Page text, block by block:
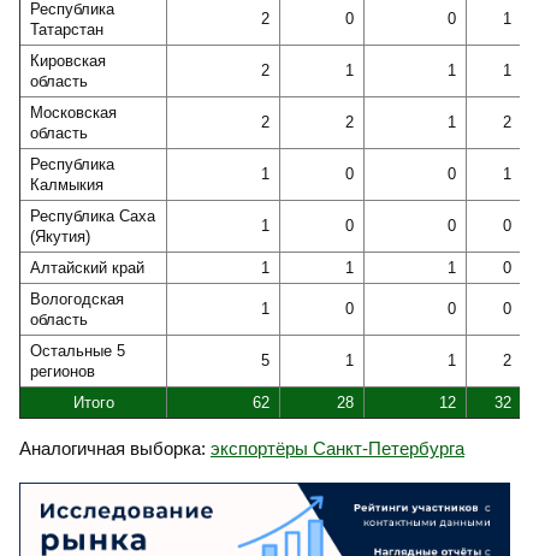
Республика
Татарстан
2 0 0 1
Кировская
область
2 1 1 1
Московская
область
2 2 1 2
Республика
Калмыкия
1 0 0 1
Республика Саха
(Якутия)
1 0 0 0
Алтайский край 1 1 1
0
Вологодская
область
1 0 0 0
Остальные 5
регионов
5 1 1 2
Итого 62 28 12 32
Аналогичная выборка: экспортёры Санкт-Петербурга